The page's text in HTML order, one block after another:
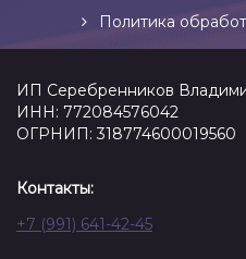
Политика
ИП Серебренников
ИНН: 772084576042
ОГРНИП: 318774600019560
Контакты:
+7 (991) 641-42-45